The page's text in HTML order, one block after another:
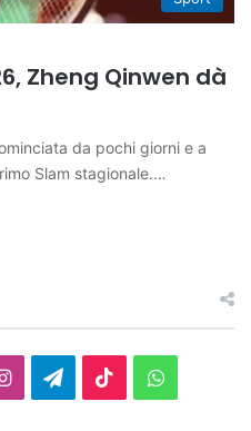
Zheng Qinwen dà
da pochi giorni e a
Slam stagionale.…
InstagramTelegram
TikTok